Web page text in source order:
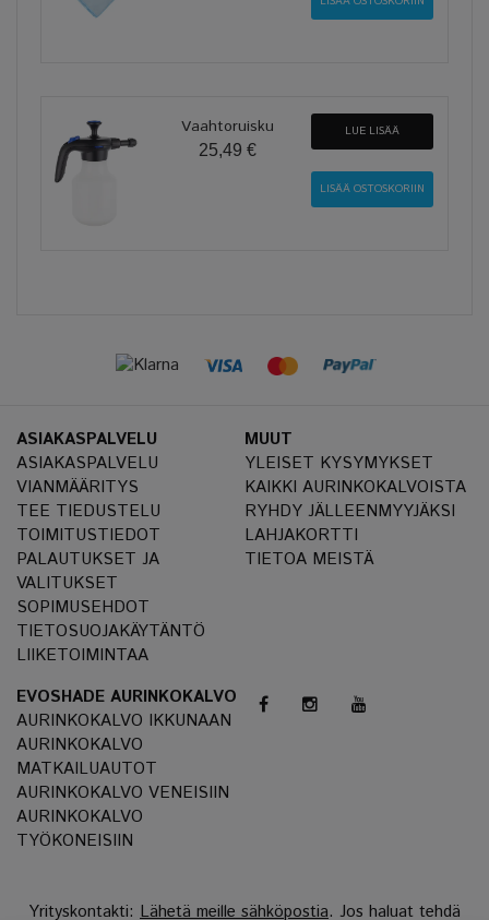
Vaahtoruisku
25,49 €
LUE LISÄÄ
ASIAKASPALVELU
ASIAKASPALVELU
VIANMÄÄRITYS
TEE TIEDUSTELU
TOIMITUSTIEDOT
PALAUTUKSET JA
VALITUKSET
SOPIMUSEHDOT
TIETOSUOJAKÄYTÄNTÖ
LIIKETOIMINTAA
MUUT
YLEISET KYSYMYKSET
KAIKKI AURINKOKALVOISTA
RYHDY JÄLLEENMYYJÄKSI
LAHJAKORTTI
TIETOA MEISTÄ
EVOSHADE AURINKOKALVO
AURINKOKALVO IKKUNAAN
AURINKOKALVO
MATKAILUAUTOT
AURINKOKALVO VENEISIIN
AURINKOKALVO
TYÖKONEISIIN
Yrityskontakti: Lähetä meille sähköpostia. Jos haluat tehdä